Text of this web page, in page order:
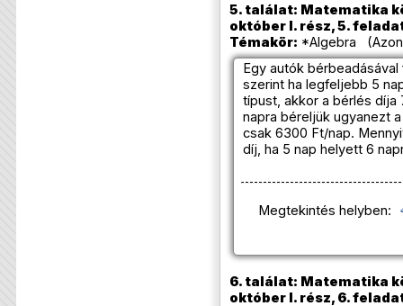
5. találat: Matematika
október I. rész, 5.
Témakör: *Algebra
Egy autók
szerint ha legfeljebb 5
típust, akkor a bérlés díja
napra béreljük ugyanezt
csak 6300 Ft/nap.
díj, ha 5 nap helyett 6
Megtekintés helyben:
6. találat: Matematika
október I. rész, 6.